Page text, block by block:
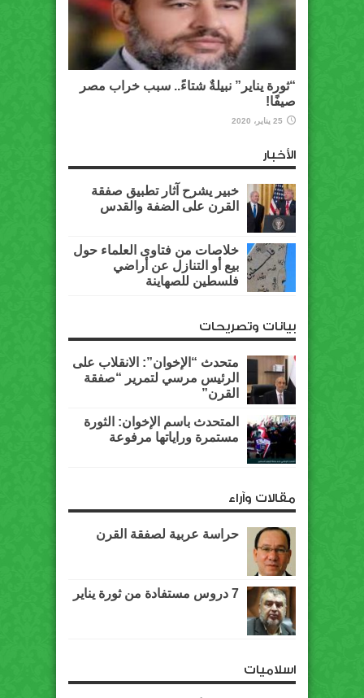
“ثورة يناير” نبيلةٌ شتاءً.. سبب خراب مصر
صيفًا!
25 يناير، 2020
الأخبار
خبير يشرح آثار تطبيق صفقة
القرن على الضفة والقدس
خلاصات من فتاوى العلماء حول
بيع أو التنازل عن أراضي
فلسطين للصهاينة
بيانات وتصريحات
متحدث “الإخوان”: الانقلاب على
الرئيس مرسي لتمرير “صفقة
القرن”
المتحدث باسم الإخوان: الثورة
مستمرة وراياتها مرفوعة
مقالات وآراء
حراسة عربية لصفقة القرن
7 دروس مستفادة من ثورة يناير
اسلاميات